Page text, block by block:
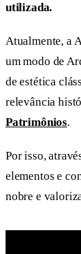
utilizada.
Atualmente, a
um modo de
de estética
relevância
Patrimônios.
Por isso,
elementos e
nobre e